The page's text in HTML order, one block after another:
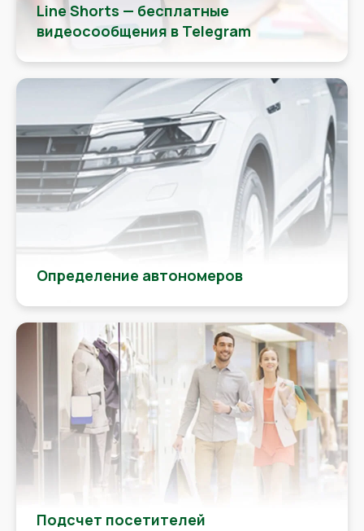
Line Shorts — бесплатные
видеосообщения в Telegram
Определение автономеров
Подсчет посетителей